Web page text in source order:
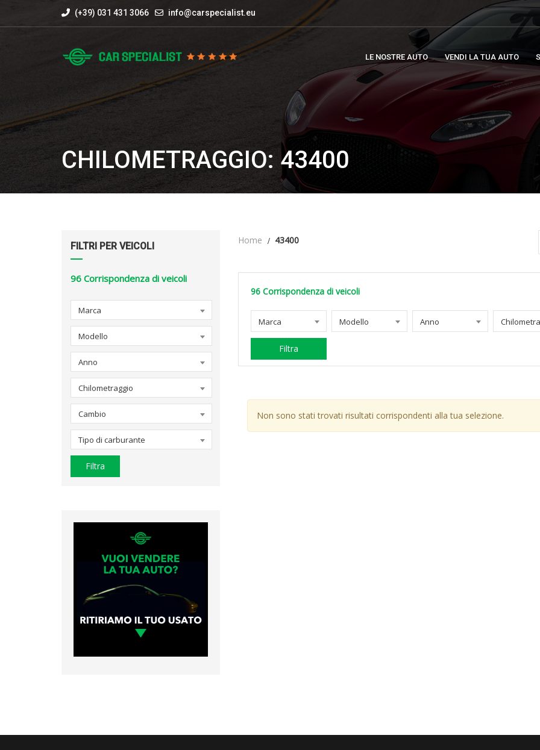
(+39) 031 431 3066 info@carspecialist.eu
LE NOSTRE AUTO VENDI LA TUA AUTO
CHILOMETRAGGIO: 43400
FILTRI PER VEICOLI
96 Corrispondenza di veicoli
Marca
Modello
Anno
Chilometraggio
Cambio
Tipo di carburante
Filtra
Home 43400
96 Corrispondenza di veicoli
Marca Modello Anno
Filtra
Non sono stati trovati risultati corrispondenti alla tua selezione.